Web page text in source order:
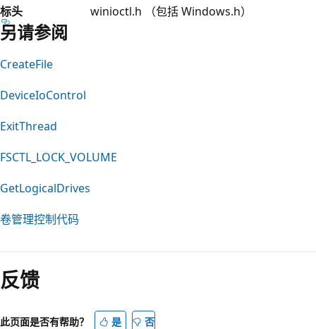
标头
winioctl.h （包括 Windows.h）
另请参阅
CreateFile
DeviceIoControl
ExitThread
FSCTL_LOCK_VOLUME
GetLogicalDrives
卷管理控制代码
反馈
此页面是否有帮助？ 是 否